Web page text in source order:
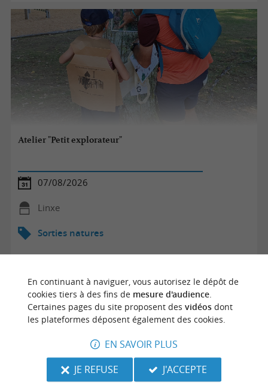
Atelier "Petit explorateur"
07/08/2026
Linxe
Sorties natures
En continuant à naviguer, vous autorisez le dépôt de
cookies tiers à des fins de mesure d'audience.
Certaines pages du site proposent des vidéosdont
les plateformes déposent également des cookies.
EN SAVOIR PLUS
JE REFUSE
J'ACCEPTE